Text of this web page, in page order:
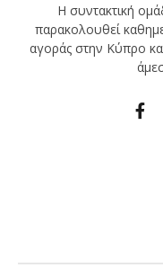
Η συντακτική
παρακολουθεί
αγοράς στην Κύπρο